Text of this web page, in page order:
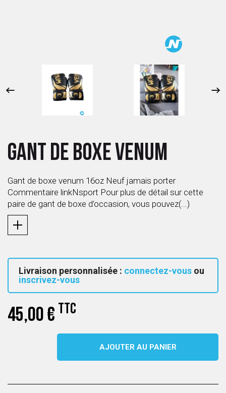
GANT DE BOXE VENUM
Gant de boxe venum 16oz Neuf jamais porter
Commentaire linkNsport Pour plus de détail sur cette
paire de gant de boxe d’occasion, vous pouvez(...)
Livraison personnalisée : connectez-vous ou
inscrivez-vous
45,00 € TTC
AJOUTER AU PANIER